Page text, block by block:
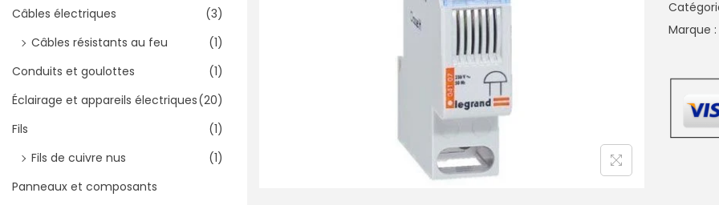
Marque
Câbles électriques
(3)
Câbles résistants au feu
(1)
Conduits et goulottes
(1)
Éclairage et appareils électriques(20)
Fils
(1)
Fils de cuivre nus
(1)
Panneaux et composants